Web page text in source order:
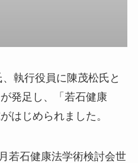
執行役員に陳茂松氏と
発足し、「若石健康
はじめられました。
若石健康法学術検討会世